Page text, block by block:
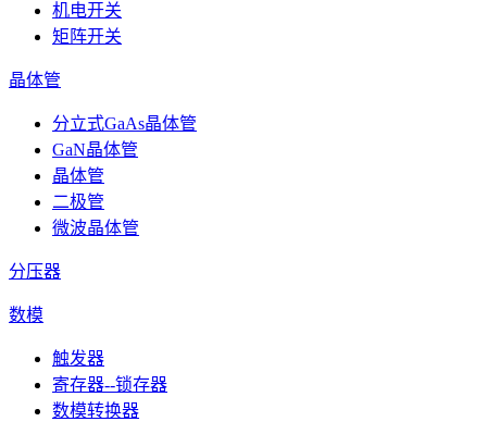
机电开关
矩阵开关
晶体管
分立式GaAs晶体管
GaN晶体管
晶体管
二极管
微波晶体管
分压器
数模
触发器
寄存器--锁存器
数模转换器